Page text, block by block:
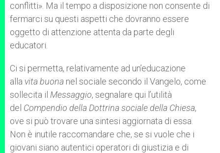
conflitti». Ma il tempo a disposizione non consente di
fermarci su questi aspetti che dovranno essere
oggetto di attenzione attenta da parte degli
educatori.
Ci si permetta, relativamente ad un’educazione
alla vita buona nel sociale secondo il Vangelo, come
sollecita il Messaggio, segnalare qui l’utilità
del Compendio della Dottrina sociale della Chiesa,
ove si può trovare una sintesi aggiornata di essa.
Non è inutile raccomandare che, se si vuole che i
giovani siano autentici operatori di giustizia e di